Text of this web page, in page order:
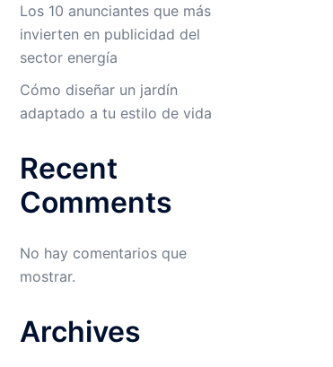
Los 10 anunciantes que más
invierten en publicidad del
sector energía
Cómo diseñar un jardín
adaptado a tu estilo de vida
Recent
Comments
No hay comentarios que
mostrar.
Archives